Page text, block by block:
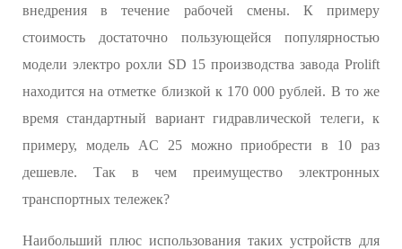
внедрения в течение рабочей смены. К примеру
стоимость достаточно пользующейся популярностью
модели электро рохли SD 15 производства завода Prolift
находится на отметке близкой к 170 000 рублей. В то же
время стандартный вариант гидравлической телеги, к
примеру, модель AC 25 можно приобрести в 10 раз
дешевле. Так в чем преимущество электронных
транспортных тележек?
Наибольший плюс использования таких устройств для